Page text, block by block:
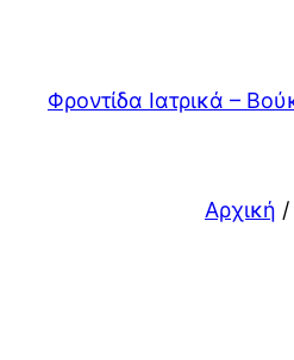
περιεχόμενο
Φροντίδα Ιατρικά –
Αρχική /